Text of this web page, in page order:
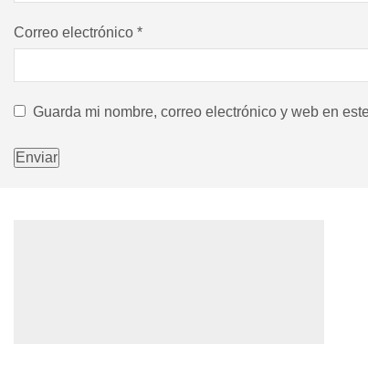
Correo electrónico *
Guarda mi nombre, correo electrónico y web en